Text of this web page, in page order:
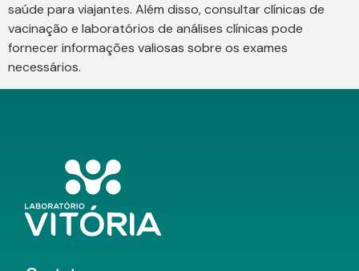
saúde para viajantes. Além disso, consultar clínicas de
vacinação e laboratórios de análises clínicas pode
fornecer informações valiosas sobre os exames
necessários.